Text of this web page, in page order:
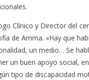
Clínico y Director del
de Amma. «Hay que
un medio… Se
un buen apoyo social,
tipo de discapacidad